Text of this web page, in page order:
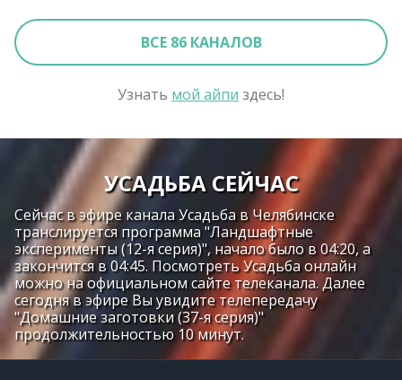
ВСЕ 86 КАНАЛОВ
Узнать мой айпи здесь!
УСАДЬБА СЕЙЧАС
Сейчас в эфире канала Усадьба в Челябинске
транслируется программа "Ландшафтные
эксперименты (12-я серия)", начало было в 04:20, а
закончится в 04:45. Посмотреть Усадьба онлайн
можно на официальном сайте телеканала. Далее
сегодня в эфире Вы увидите телепередачу
"Домашние заготовки (37-я серия)"
продолжительностью 10 минут.